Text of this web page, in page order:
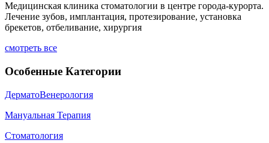
Медицинская клиника стоматологии в центре города-курорта.
Лечение зубов, имплантация, протезирование, установка
брекетов, отбеливание, хирургия
смотреть все
Особенные Категории
ДерматоВенерология
Мануальная Терапия
Стоматология